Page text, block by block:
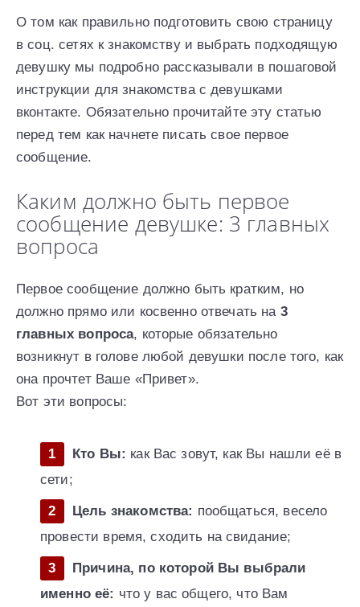
О том как правильно подготовить свою страницу
в соц. сетях к знакомству и выбрать подходящую
девушку мы подробно рассказывали в пошаговой
инструкции для знакомства с девушками
вконтакте. Обязательно прочитайте эту статью
перед тем как начнете писать свое первое
сообщение.
Каким должно быть первое
сообщение девушке: 3 главных
вопроса
Первое сообщение должно быть кратким, но
должно прямо или косвенно отвечать на 3
главных вопроса, которые обязательно
возникнут в голове любой девушки после того, как
она прочтет Ваше «Привет».
Вот эти вопросы:
Кто Вы: как Вас зовут, как Вы нашли её в
сети;
Цель знакомства: пообщаться, весело
провести время, сходить на свидание;
Причина, по которой Вы выбрали
именно её: что у вас общего, что Вам